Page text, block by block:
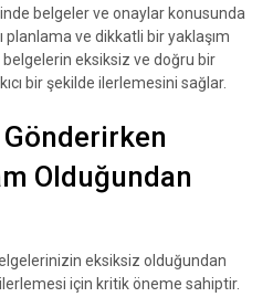
belgeler ve onaylar konusunda
ve dikkatli bir yaklaşım
eksiksiz ve doğru bir
bir şekilde ilerlemesini sağlar.
Gönderirken
Olduğundan
eksiksiz olduğundan
için kritik öneme sahiptir.